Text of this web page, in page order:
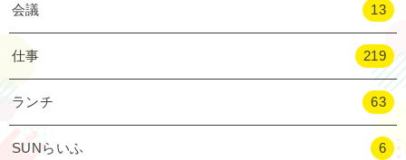
会議 13
仕事 219
ランチ 63
SUNらいふ 6